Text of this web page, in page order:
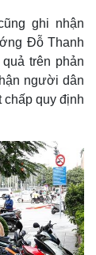
ghi nhận
Đỗ Thanh
trên phản
người dân
chấp quy định